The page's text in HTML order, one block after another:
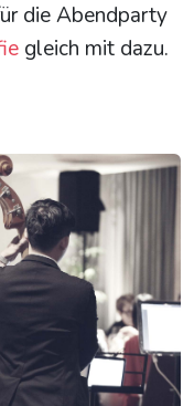
die Abendparty
gleich mit dazu.